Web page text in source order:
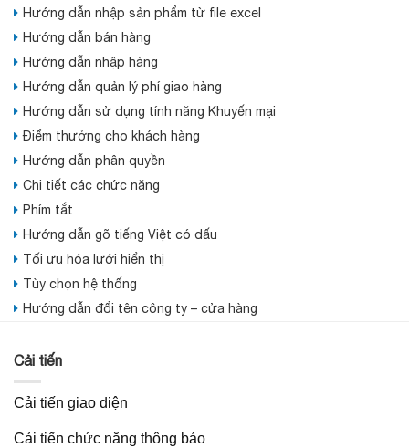
Hướng dẫn nhập sản phẩm từ file excel
Hướng dẫn bán hàng
Hướng dẫn nhập hàng
Hướng dẫn quản lý phí giao hàng
Hướng dẫn sử dụng tính năng Khuyến mại
Điểm thưởng cho khách hàng
Hướng dẫn phân quyền
Chi tiết các chức năng
Phím tắt
Hướng dẫn gõ tiếng Việt có dấu
Tối ưu hóa lưới hiển thị
Tùy chọn hệ thống
Hướng dẫn đổi tên công ty – cửa hàng
Cải tiến
Cải tiến giao diện
Cải tiến chức năng thông báo